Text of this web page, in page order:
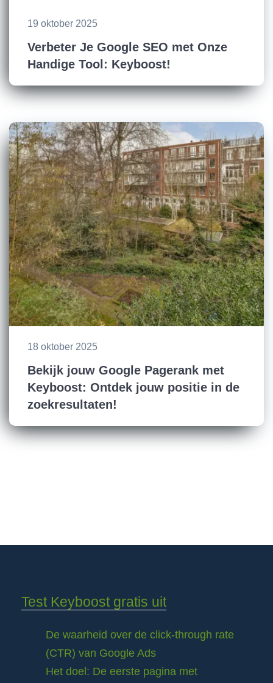
19 oktober 2025
Verbeter Je Google SEO met Onze
Handige Tool: Keyboost!
18 oktober 2025
Bekijk jouw Google Pagerank met
Keyboost: Ontdek jouw positie in de
zoekresultaten!
Test Keyboost gratis uit
De waarheid over de click-through rate
(CTR) van Google Ads
Het doel: De eerste pagina met